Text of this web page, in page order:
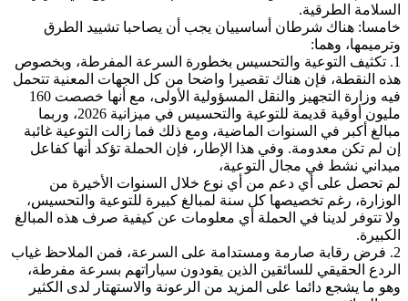
السلامة الطرقية.
خامسا: هناك شرطان أساسييان يجب أن يصاحبا تشييد الطرق
وترميمها، وهما:
1. تكثيف التوعية والتحسيس بخطورة السرعة المفرطة، وبخصوص
هذه النقطة، فإن هناك تقصيرا واضحا من كل الجهات المعنية تتحمل
فيه وزارة التجهيز والنقل المسؤولية الأولى، مع أنها خصصت 160
مليون أوقية قديمة للتوعية والتحسيس في ميزانية 2026، وربما
مبالغ أكبر في السنوات الماضية، ومع ذلك فما زالت التوعية غائبة
إن لم تكن معدومة. وفي هذا الإطار، فإن الحملة تؤكد أنها كفاعل
ميداني نشط في مجال التوعية،
لم تحصل على أي دعم من أي نوع خلال السنوات الأخيرة من
الوزارة، رغم تخصيصها كل سنة لمبالغ كبيرة للتوعية والتحسيس،
ولا تتوفر لدينا في الحملة أي معلومات عن كيفية صرف هذه المبالغ
الكبيرة.
2. فرض رقابة صارمة ومستدامة على السرعة، فمن الملاحظ غياب
الردع الحقيقي للسائقين الذين يقودون سياراتهم بسرعة مفرطة،
وهو ما يشجع دائما على المزيد من الرعونة والاستهتار لدى الكثير